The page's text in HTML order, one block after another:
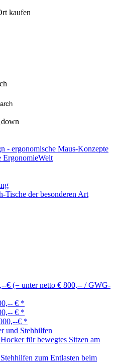
kaufen
- ergonomische Maus-Konzepte
ErgonomieWelt
Tische der besonderen Art
€ (= unter netto € 800,-- / GWG-
€ *
€ *
€ *
und Stehhilfen
für bewegtes Sitzen am
zum Entlasten beim